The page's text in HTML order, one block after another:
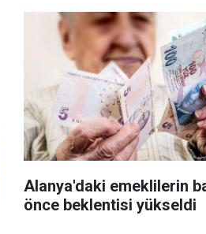
Alanya'daki emeklilerin
önce beklentisi yükseldi